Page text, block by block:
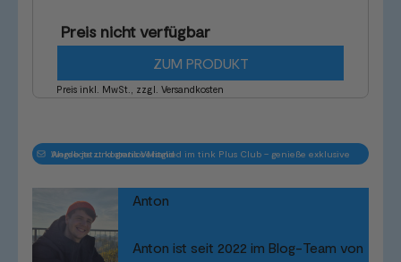
Preis nicht verfügbar
ZUM PRODUKT
Preis inkl. MwSt., zzgl. Versandkosten
Werde jetzt kostenlos Mitglied im tink Plus Club – genieße exklusive Angebote und gratis Versand
Anton
Anton ist seit 2022 im Blog-Team von